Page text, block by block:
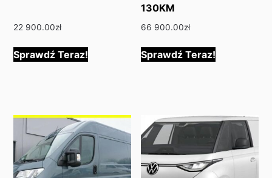
22 900.00zł
Sprawdź Teraz!
130KM
66 900.00zł
Sprawdź Teraz!